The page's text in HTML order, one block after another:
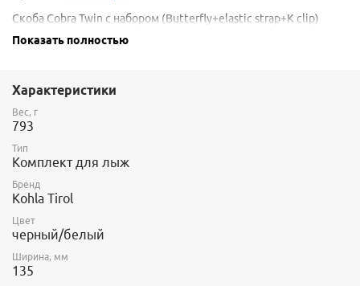
Скоба Cobra Twin с набором (Butterfly+elastic strap+K clip)
пределах их ширины
которые может быть установлен данный комплект камусов.
Артикул: 1481-19-13A
Показать полностью
Характеристики
Вес, г
793
Тип
Комплект для лыж
Бренд
Kohla Tirol
Цвет
черный/белый
Ширина, мм
135